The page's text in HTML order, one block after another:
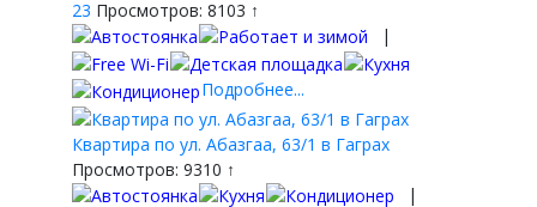
23 Просмотров: 8103 ↑
|
Подробнее...
Квартира по ул. Абазгаа, 63/1 в Гаграх
Просмотров: 9310 ↑
|